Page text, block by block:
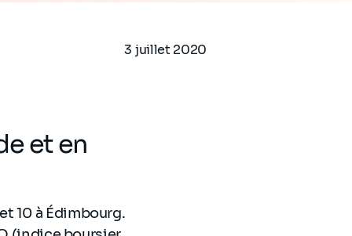
3 juillet 2020
et en
10 à Édimbourg.